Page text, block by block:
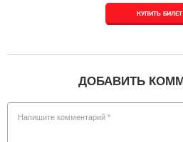
КУПИТЬ БИЛЕТ
ДОБАВИТЬ